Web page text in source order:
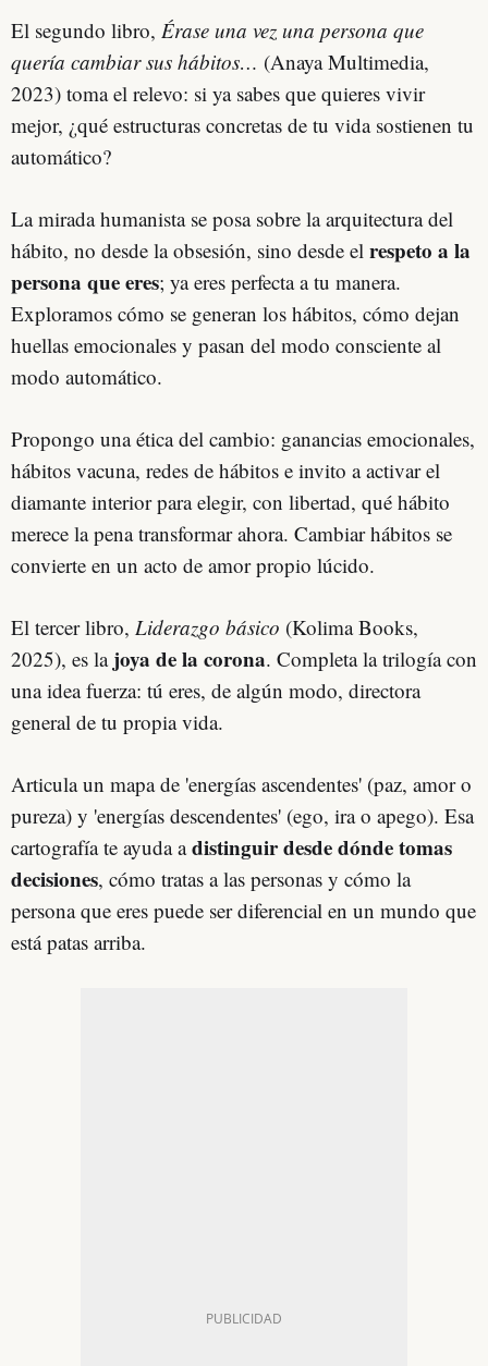
El segundo libro, Érase una vez una persona que
quería cambiar sus hábitos… (Anaya Multimedia,
2023) toma el relevo: si ya sabes que quieres vivir
mejor, ¿qué estructuras concretas de tu vida sostienen tu
automático?
La mirada humanista se posa sobre la arquitectura del
hábito, no desde la obsesión, sino desde el respeto a la
persona que eres; ya eres perfecta a tu manera.
Exploramos cómo se generan los hábitos, cómo dejan
huellas emocionales y pasan del modo consciente al
modo automático.
Propongo una ética del cambio: ganancias emocionales,
hábitos vacuna, redes de hábitos e invito a activar el
diamante interior para elegir, con libertad, qué hábito
merece la pena transformar ahora. Cambiar hábitos se
convierte en un acto de amor propio lúcido.
El tercer libro, Liderazgo básico (Kolima Books,
2025), es lajoya de la corona. Completa la trilogía con
una idea fuerza: tú eres, de algún modo, directora
general de tu propia vida.
Articula un mapa de 'energías ascendentes' (paz, amor o
pureza) y 'energías descendentes' (ego, ira o apego). Esa
cartografía te ayuda adistinguir desde dónde tomas
decisiones, cómo tratas a las personas y cómo la
persona que eres puede ser diferencial en un mundo que
está patas arriba.